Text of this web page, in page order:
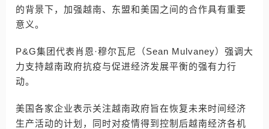
的背景下，加强越南、东盟和美国之间的合作具有重要
意义。
P&G集团代表肖恩·穆尔瓦尼（Sean Mulvaney）强调大
力支持越南政府抗疫与促进经济发展平衡的强有力行
动。
美国各家企业表示关注越南政府旨在恢复未来时间经济
生产活动的计划，同时对疫情得到控制后越南经济各机